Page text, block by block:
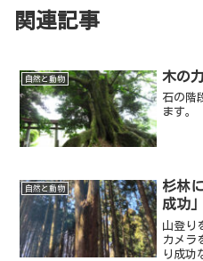
関連記事
自然と動物 木の力
石の階
ます。
自然と動物
杉林
成功」
山登り
カメラ
り成功